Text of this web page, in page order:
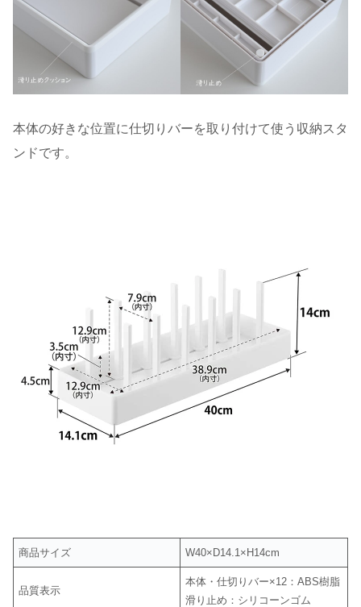
本体の好きな位置に仕切りバーを取り付けて使う収納スタ
ンドです。
商品サイズ W40×D14.1×H14cm
品質表示
本体・仕切りバー×12：ABS樹脂
滑り止め：シリコーンゴム